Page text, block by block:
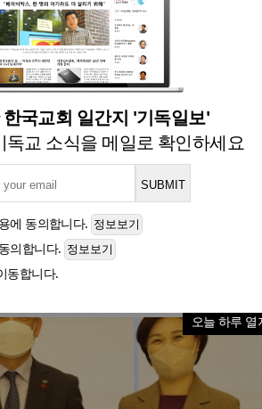
국교회 일간지 '기독일보'
독교 소식을 메일로 확인하세요
에 동의합니다.
의합니다.
동합니다.
오늘 하루 열
체 NGO 입력 2022. 10. 12 14:30
마, 자립준비청